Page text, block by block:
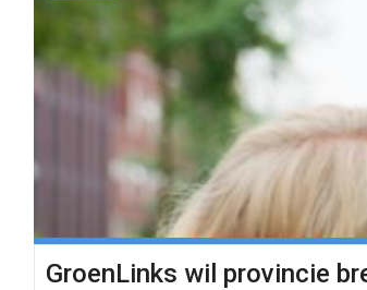
GroenLinks wil provincie